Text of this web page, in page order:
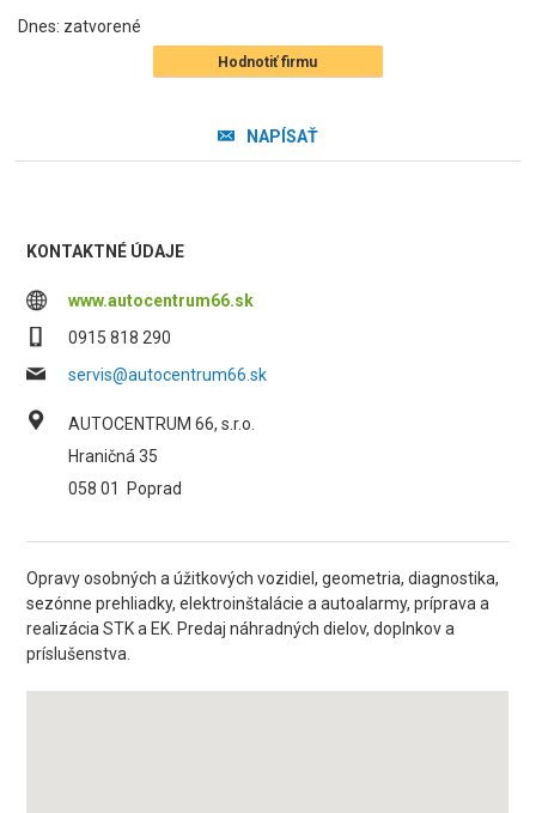
Dnes: zatvorené
Hodnotiť firmu
NAPÍSAŤ
KONTAKTNÉ ÚDAJE
www.autocentrum66.sk
0915 818 290
servis@autocentrum66.sk
AUTOCENTRUM 66, s.r.o.
Hraničná 35
058 01
Poprad
Opravy osobných a úžitkových vozidiel, geometria, diagnostika,
sezónne prehliadky, elektroinštalácie a autoalarmy, príprava a
realizácia STK a EK. Predaj náhradných dielov, doplnkov a
príslušenstva.